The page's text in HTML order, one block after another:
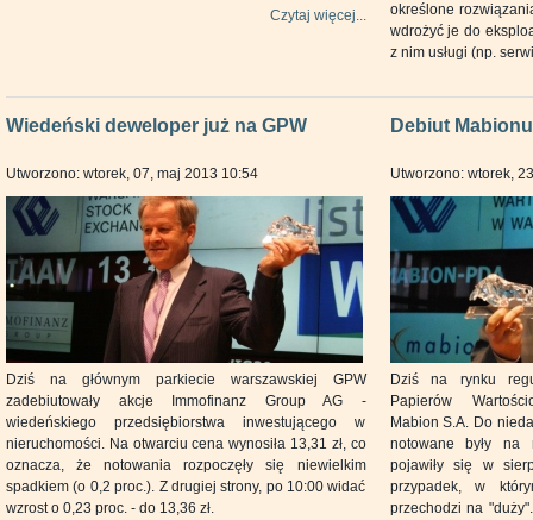
Czytaj więcej...
określone
wdrożyć je do
z nim usługi (np.
Wiedeński deweloper już na GPW
Utworzono: wtorek, 07, maj 2013 10:54
Dziś na głównym parkiecie warszawskiej GPW
zadebiutowały akcje Immofinanz Group AG -
wiedeńskiego przedsiębiorstwa inwestującego w
nieruchomości. Na otwarciu cena wynosiła 13,31 zł, co
oznacza, że notowania rozpoczęły się niewielkim
spadkiem (o 0,2 proc.). Z drugiej strony, po 10:00 widać
wzrost o 0,23 proc. - do 13,36 zł.
Debiut
Utworzono: wtorek,
Dziś na rynku
Papierów
Mabion S.A. Do
notowane były na
pojawiły się w
przypadek, w
przechodzi na